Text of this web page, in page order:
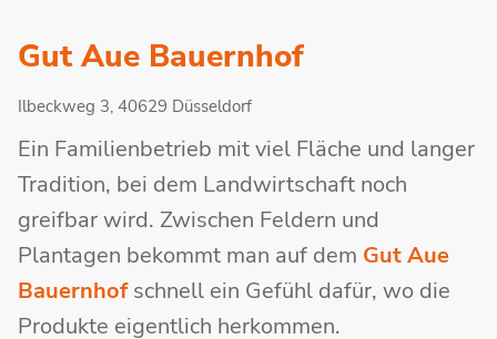
Gut Aue Bauernhof
Ilbeckweg 3, 40629 Düsseldorf
Ein Familienbetrieb mit viel Fläche und langer
Tradition, bei dem Landwirtschaft noch
greifbar wird. Zwischen Feldern und
Plantagen bekommt man auf dem Gut Aue
Bauernhofschnell ein Gefühl dafür, wo die
Produkte eigentlich herkommen.